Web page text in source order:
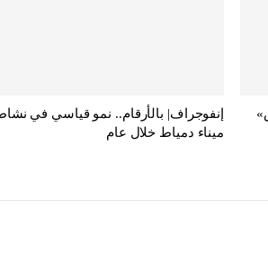
إنفوجراف| بالأرقام.. نمو قياسي في
ميناء دمياط خلال عام